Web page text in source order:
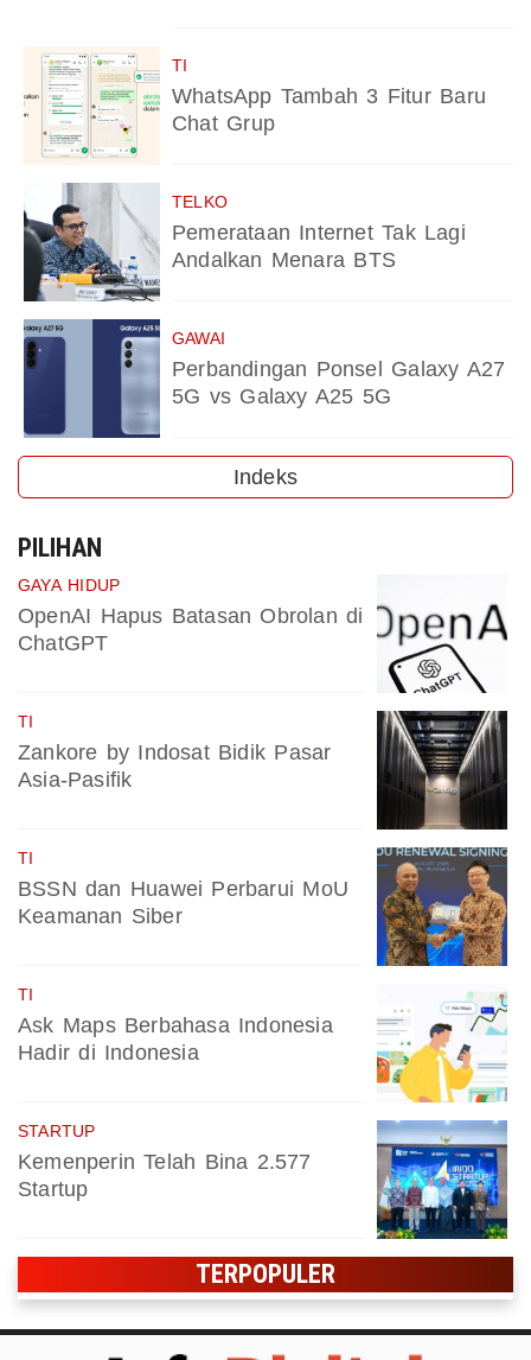
TI
WhatsApp Tambah 3 Fitur Baru
Chat Grup
TELKO
Pemerataan Internet Tak Lagi
Andalkan Menara BTS
GAWAI
Perbandingan Ponsel Galaxy A27
5G vs Galaxy A25 5G
Indeks
PILIHAN
GAYA HIDUP
OpenAI Hapus Batasan Obrolan di
ChatGPT
TI
Zankore by Indosat Bidik Pasar
Asia-Pasifik
TI
BSSN dan Huawei Perbarui MoU
Keamanan Siber
TI
Ask Maps Berbahasa Indonesia
Hadir di Indonesia
STARTUP
Kemenperin Telah Bina 2.577
Startup
TERPOPULER